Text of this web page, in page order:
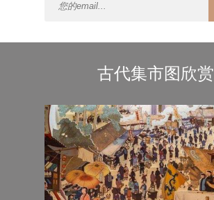
古代集市图欣赏